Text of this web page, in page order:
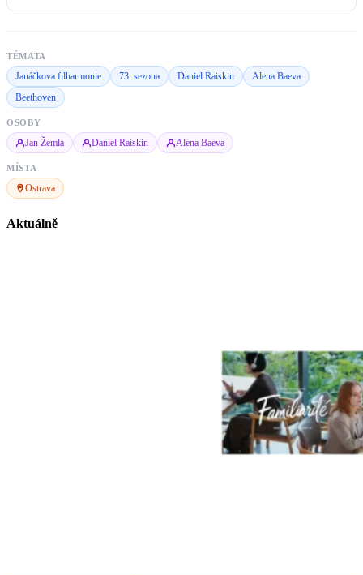
TÉMATA
Janáčkova filharmonie 73. sezona Daniel Raiskin
Alena Baeva
Beethoven
OSOBY
Jan Žemla Daniel Raiskin Alena Baeva
MÍSTA
Ostrava
Aktuálně